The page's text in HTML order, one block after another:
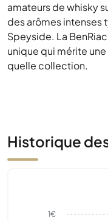
amateurs de whisky
des arômes intenses
Speyside. La
unique qui mérite
quelle collection.
Historique
1€